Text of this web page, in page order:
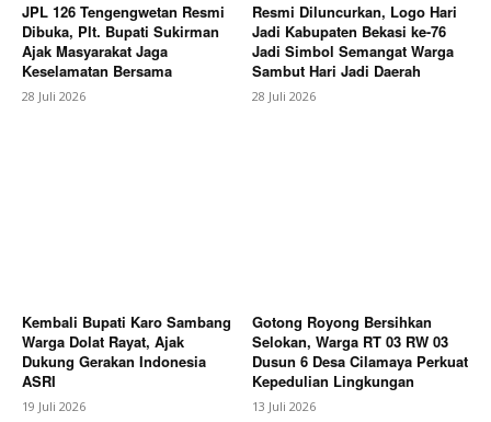
JPL 126 Tengengwetan Resmi
Dibuka, Plt. Bupati Sukirman
Ajak Masyarakat Jaga
Keselamatan Bersama
28 Juli 2026
Resmi Diluncurkan, Logo Hari
Jadi Kabupaten Bekasi ke-76
Jadi Simbol Semangat Warga
Sambut Hari Jadi Daerah
28 Juli 2026
Kembali Bupati Karo Sambang
Warga Dolat Rayat, Ajak
Dukung Gerakan Indonesia
ASRI
19 Juli 2026
Gotong Royong Bersihkan
Selokan, Warga RT 03 RW 03
Dusun 6 Desa Cilamaya Perkuat
Kepedulian Lingkungan
13 Juli 2026